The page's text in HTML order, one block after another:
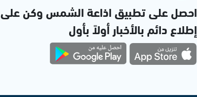
احصل على تطبيق اذاعة الشمس وكن على
إطلاع دائم بالأخبار أولاً بأول